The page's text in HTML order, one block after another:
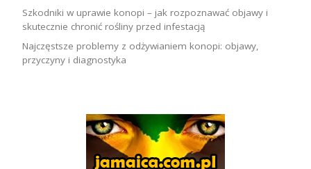
Szkodniki w uprawie konopi – jak rozpoznawać objawy i
skutecznie chronić rośliny przed infestacją
Najczęstsze problemy z odżywianiem konopi: objawy,
przyczyny i diagnostyka